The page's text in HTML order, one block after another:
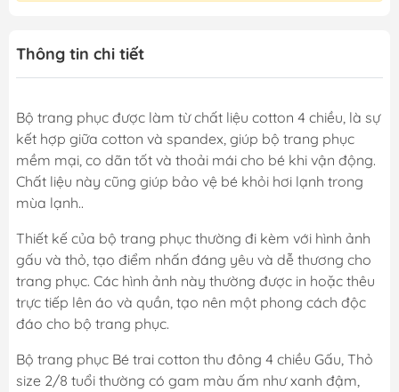
Thông tin chi tiết
Bộ trang phục được làm từ chất liệu cotton 4 chiều, là sự
kết hợp giữa cotton và spandex, giúp bộ trang phục
mềm mại, co dãn tốt và thoải mái cho bé khi vận động.
Chất liệu này cũng giúp bảo vệ bé khỏi hơi lạnh trong
mùa lạnh..
Thiết kế của bộ trang phục thường đi kèm với hình ảnh
gấu và thỏ, tạo điểm nhấn đáng yêu và dễ thương cho
trang phục. Các hình ảnh này thường được in hoặc thêu
trực tiếp lên áo và quần, tạo nên một phong cách độc
đáo cho bộ trang phục.
Bộ trang phục Bé trai cotton thu đông 4 chiều Gấu, Thỏ
size 2/8 tuổi thường có gam màu ấm như xanh đậm,